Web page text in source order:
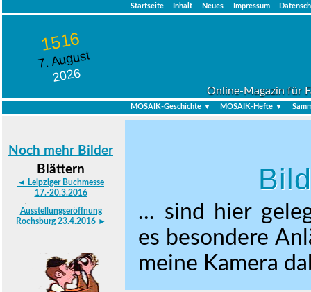
Startseite Inhalt Neues Impressum
1516
7. August
2026
Online-Magazin für
MOSAIK-Geschichte ▼ MOSAIK-Hefte ▼
Noch mehr Bilder
Blättern
◄ Leipziger Buchmesse
17.-20.3.2016
Ausstellungseröffnung
Rochsburg 23.4.2016 ►
... sind hier
es besondere
meine Kamera